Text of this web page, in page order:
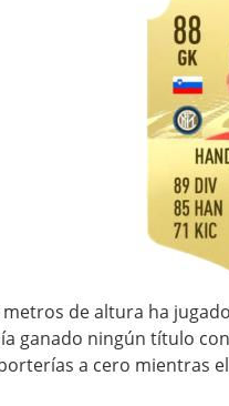
de altura ha
ganado ningún título
a cero mientras